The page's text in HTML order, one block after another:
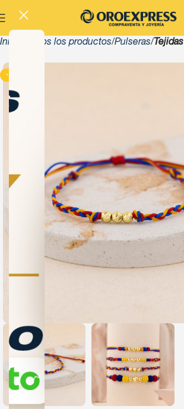
Inicio Todos los productos Pulseras Tejidas
-13%